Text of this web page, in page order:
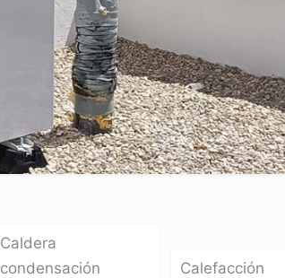
Caldera
condensación
Calefacción